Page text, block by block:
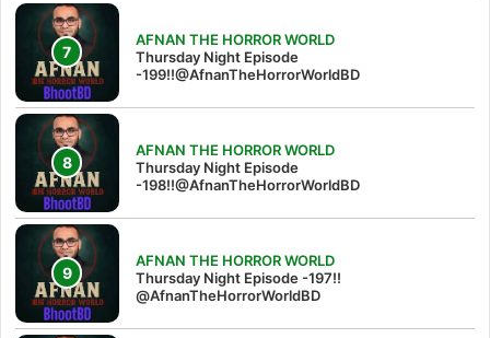
AFNAN THE HORROR WORLD
Thursday Night Episode
-199!!@AfnanTheHorrorWorldBD
AFNAN THE HORROR WORLD
Thursday Night Episode
-198!!@AfnanTheHorrorWorldBD
AFNAN THE HORROR WORLD
Thursday Night Episode -197!!‪
@AfnanTheHorrorWorldBD‬